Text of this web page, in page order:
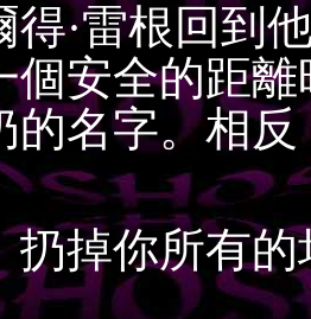
雷根回到他
個安全的距
的名字。相
你所有的